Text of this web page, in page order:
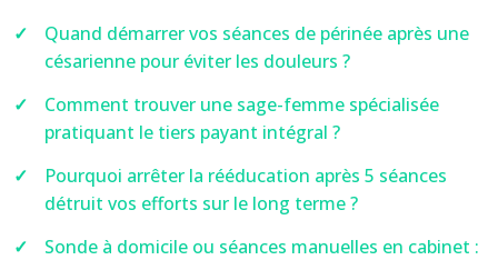
Quand démarrer vos séances de périnée après une
césarienne pour éviter les douleurs ?
Comment trouver une sage-femme spécialisée
pratiquant le tiers payant intégral ?
Pourquoi arrêter la rééducation après 5 séances
détruit vos efforts sur le long terme ?
Sonde à domicile ou séances manuelles en cabinet :